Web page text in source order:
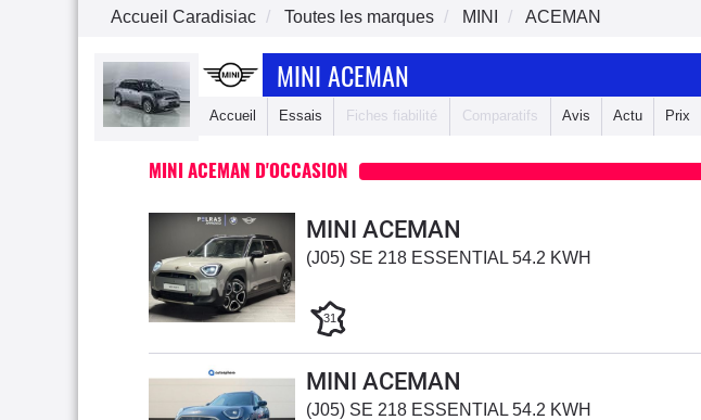
Accueil Caradisiac Toutes les marques MINI ACEMAN
MINI ACEMAN
Accueil Essais Fiches fiabilité Comparatifs Avis Actu Prix
MINI ACEMAN D'OCCASION
MINI ACEMAN
(J05) SE 218 ESSENTIAL 54.2 KWH
31
MINI ACEMAN
(J05) SE 218 ESSENTIAL 54.2 KWH